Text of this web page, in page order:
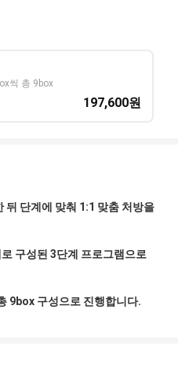
씩 총 9box
197,600원
뒤 단계에 맞춰 1:1 맞춤 처방을
구성된 3단계 프로그램으로
9box 구성으로 진행합니다.